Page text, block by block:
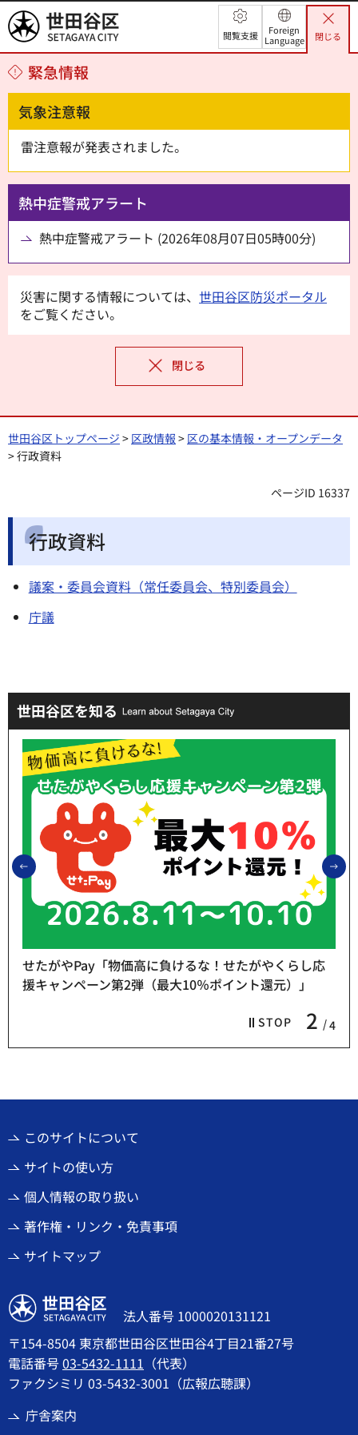
世田谷区 閲覧支援
Foreign
Language
閉じる
緊急情報
気象注意報
雷注意報が発表されました。
熱中症警戒アラート
熱中症警戒アラート (2026年08月07日05時00分)
災害に関する情報については、 世田谷区防災ポータル
をご覧ください。
閉じる
世田谷区トップページ > 区政情報 > 区の基本情報・オープンデータ
> 行政資料
ページID 16337
行政資料
議案・委員会資料（常任委員会、特別委員会）
庁議
世田谷区を知る
前のスライドを表示
STOP 2 4
せたがやPay「物価高に負けるな！せたがやくらし応
援キャンペーン第2弾（最大10％ポイント還元）」
このサイトについて
サイトの使い方
個人情報の取り扱い
著作権・リンク・免責事項
サイトマップ
世田谷区
法人番号 1000020131121
〒154-8504 東京都世田谷区世田谷4丁目21番27号
電話番号03-5432-1111 （代表）
ファクシミリ 03-5432-3001（広報広聴課）
庁舎案内